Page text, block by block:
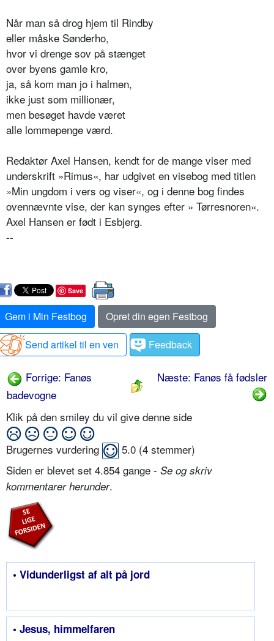
Når man så drog hjem til Rindby
eller måske Sønderho,
hvor vi drenge sov på stænget
over byens gamle kro,
ja, så kom man jo i halmen,
ikke just som millionær,
men besøget havde været
alle lommepenge værd.
Redaktør Axel Hansen, kendt for de mange viser med
underskrift »Rimus«, har udgivet en visebog med titlen
»Min ungdom i vers og viser«, og i denne bog findes
ovennævnte vise, der kan synges efter » Tørresnoren«.
Axel Hansen er født i Esbjerg.
--
Save
Gem i Min Festbog
Opret din egen Festbog
Send artikel til en ven
Feedback
Forrige: Fanøs
badevogne
Næste: Fanøs få fødsler
Klik på den smiley du vil give denne side
Brugernes vurdering 5.0 (4 stemmer)
Siden er blevet set 4.854 gange - Se og skriv
kommentarer herunder.
• Vidunderligst af alt på jord
• Jesus, himmelfaren